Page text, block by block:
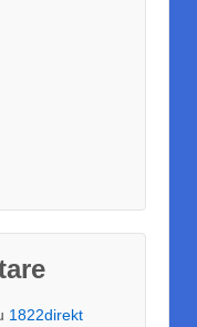
1822direkt